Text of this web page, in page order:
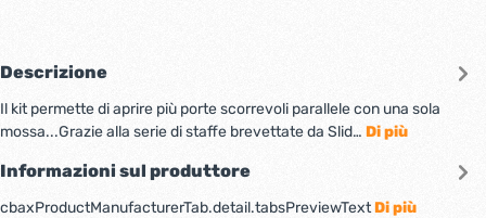
Descrizione
Il kit permette di aprire più porte scorrevoli parallele con una sola
mossa...Grazie alla serie di staffe brevettate da Slid… Di più
Informazioni sul produttore
cbaxProductManufacturerTab.detail.tabsPreviewTextDi più